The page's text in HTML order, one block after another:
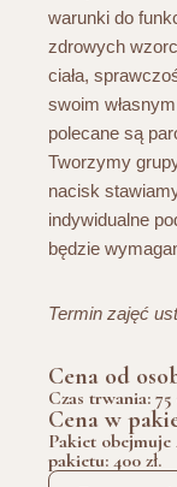
warunki do
zdrowych
ciała,
swoim
polecane są
Tworzymy
nacisk
indywidualne
będzie
Termin zajęć
Cena od
Czas trwania:
Cena w
Pakiet obejmuje
pakietu: 400 zł.